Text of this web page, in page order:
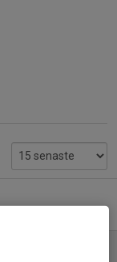
3/6 istället